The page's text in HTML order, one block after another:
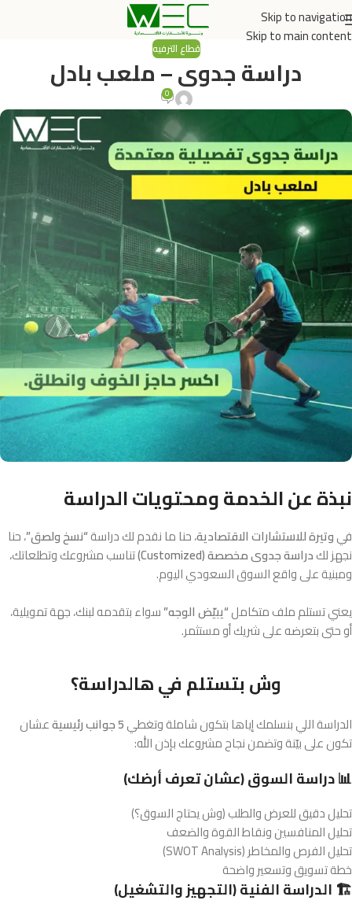
Skip to navigation
Skip to main content
قطاع الترفيه
دراسة جدوى – ملعب بادل
0
نبذة عن الخدمة ومحتويات الدراسة
فيوتيرة للاستشارات الاقتصادية، حنا ما نقدم لك دراسة“نسخ ولصق”، حنا
نجهز لكدراسة جدوى مخصصة (Customized)
تناسب مشروعك وتطلعاتك،
ومبنية على واقع السوق السعودي اليوم.
يعني تستلم ملف متكامل“يبيّض الوجه”سواء بتقدمه لبنك، جهة تمويلية،
أو حتى بتعرضه على شريك أو مستثمر.
وش بتستلم في هالدراسة؟
الدراسة اللي بنسلمك إياها بتكون شاملة وتغطي5 جوانب رئيسية
عشان
تكون على بيّنة وتضمن نجاح مشروعك بإذن الله:
📊 دراسة السوق (عشان تعرف أرضك)
تحليل دقيق للعرض والطلب (وش يحتاج السوق؟)
تحليل المنافسين ونقاط القوة والضعف
تحليل الفرص والمخاطر (SWOT Analysis)
خطة تسويق وتسعير واضحة
🏗️ الدراسة الفنية (التجهيز والتشغيل)